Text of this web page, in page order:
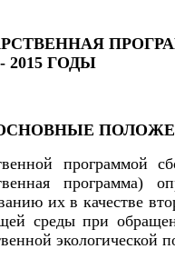
2015 ГОДЫ
ОСНОВНЫЕ
программой
программа)
их в качестве
среды при
экологической